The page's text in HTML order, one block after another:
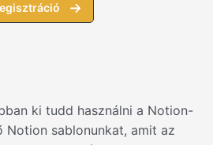
ki tudd használni a Notion-
sablonunkat, amit az